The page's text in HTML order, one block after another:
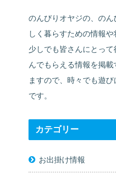
のんびりオヤジの、の
しく暮らすための情報や
少しでも皆さんにとっ
んでもらえる情報を掲
ますので、時々でも遊
です。
カテゴリー
お出掛け情報